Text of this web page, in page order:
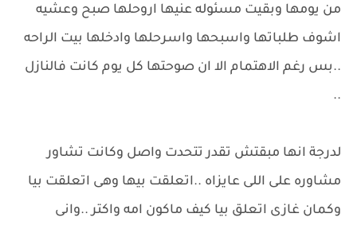
من يومها وبقيت مسئوله عنيها اروحلها صبح وعشيه
اشوف طلباتها واسبحها واسرحلها وادخلها بيت الراحه
..بس رغم الاهتمام الا ان صوحتها كل يوم كانت فالنازل
..
لدرجة انها مبقتش تقدر تتحدت واصل وكانت تشاور
مشاوره على اللى عايزاه ..اتعلقت بيها وهى اتعلقت بيا
وكمان غازى اتعلق بيا كيف ماكون امه واكتر ..وانى